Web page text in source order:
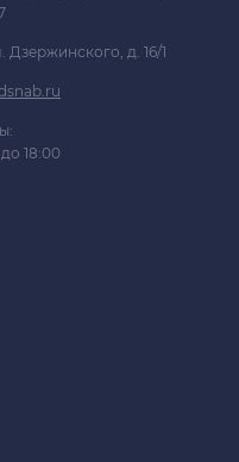
Дзержинского, д. 16/1
18:00